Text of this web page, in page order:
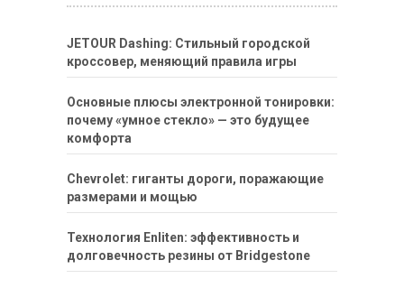
JETOUR Dashing: Стильный городской
кроссовер, меняющий правила игры
Основные плюсы электронной тонировки:
почему «умное стекло» — это будущее
комфорта
Chevrolet: гиганты дороги, поражающие
размерами и мощью
Технология Enliten: эффективность и
долговечность резины от Bridgestone